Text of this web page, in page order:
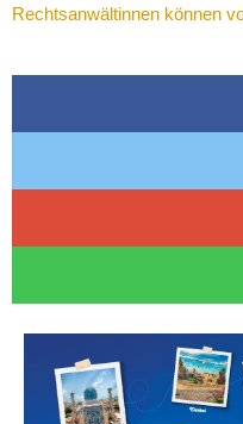
Rechtsanwältinnen können